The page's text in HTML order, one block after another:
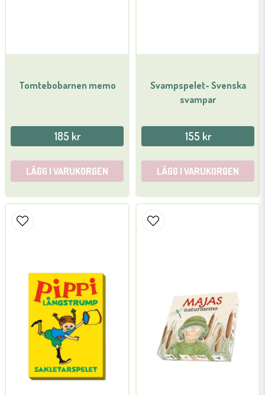
Tomtebobarnen memo
185 kr
LÄGG I VARUKORGEN
Svampspelet- Svenska
svampar
155 kr
LÄGG I VARUKORGEN